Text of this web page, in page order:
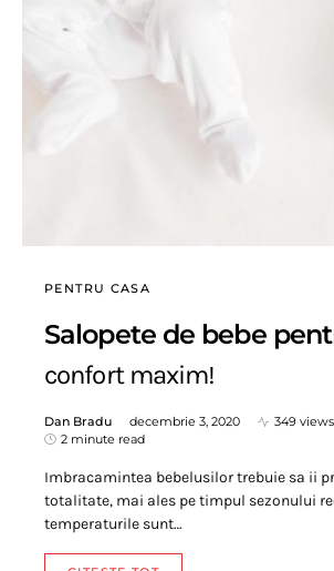
PENTRU CASA
Salopete de bebe
confort maxim!
Dan Bradu decembrie 3, 2020
349 views
2 minute read
Imbracamintea bebelusilor trebuie sa ii
totalitate, mai ales pe timpul sezonului
temperaturile sunt…